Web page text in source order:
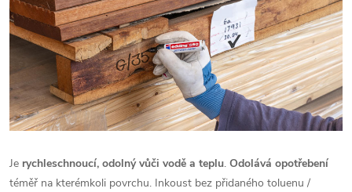
Je rychleschnoucí, odolný vůči vodě a teplu. Odolává opotřebení
téměř na kterémkoli povrchu. Inkoust bez přidaného toluenu /